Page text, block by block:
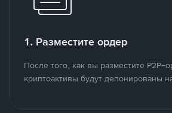
1. Разместите ордер
После того, как вы разместите P2P-
криптоактивы будут депонированы